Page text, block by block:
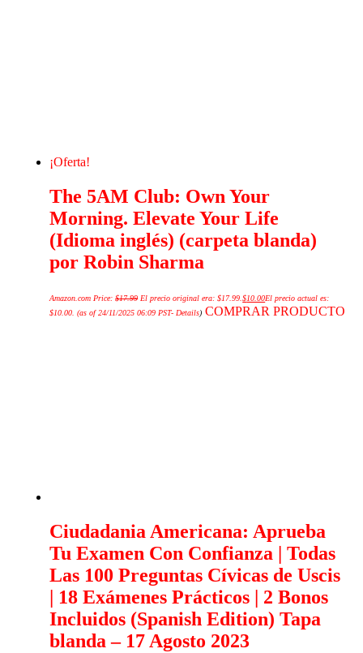
¡Oferta!
The 5AM Club: Own Your
Morning. Elevate Your Life
(Idioma inglés) (carpeta blanda)
por Robin Sharma
Amazon.com Price:$17.99 El precio original era: $17.99.$10.00El precio actual es:
$10.00. (as of 24/11/2025 06:09 PST-Details) COMPRAR PRODUCTO
Ciudadania Americana: Aprueba
Tu Examen Con Confianza | Todas
Las 100 Preguntas Cívicas de Uscis
| 18 Exámenes Prácticos | 2 Bonos
Incluidos (Spanish Edition) Tapa
blanda – 17 Agosto 2023